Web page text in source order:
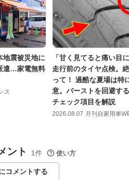
地震被災地に
遣…家電無料
ス
「甘く見てると痛い目
走行前のタイヤ点検。
って！ 過酷な夏場は特
意。バーストを回避す
チェック項目を解説
2026.08.07 月刊自家用車
ント 1件 使い方
コメントする